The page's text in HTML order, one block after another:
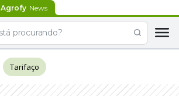
Agrofy News
Tarifaço